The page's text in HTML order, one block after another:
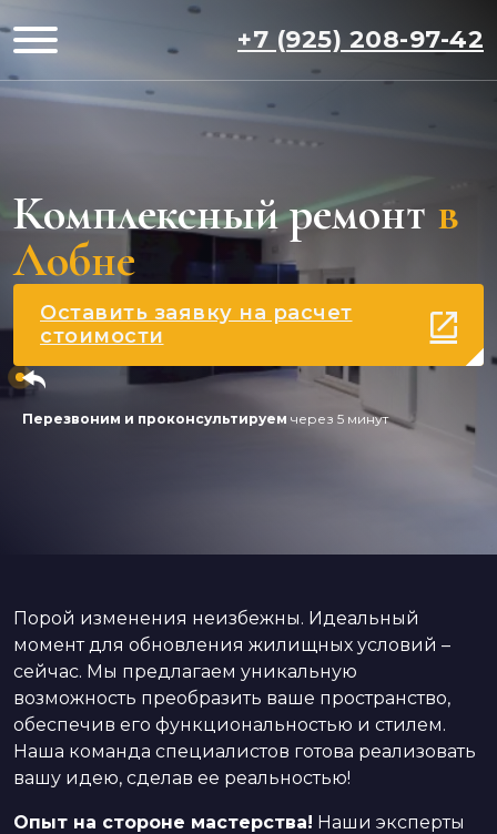
+7 (925) 208-97-42
Комплексный ремонт в
Лобне
Оставить заявку на расчет
стоимости
Перезвоним и проконсультируем через 5 минут
Порой изменения неизбежны. Идеальный
момент для обновления жилищных условий –
сейчас. Мы предлагаем уникальную
возможность преобразить ваше пространство,
обеспечив его функциональностью и стилем.
Наша команда специалистов готова реализовать
вашу идею, сделав ее реальностью!
Опыт на стороне мастерства! Наши эксперты